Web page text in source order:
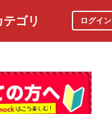
テゴリ ログイン